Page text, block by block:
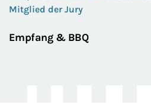
Mitglied der Jury
Empfang & BBQ